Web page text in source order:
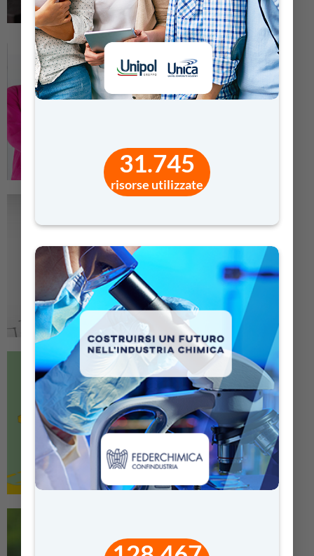
31.745
risorse utilizzate